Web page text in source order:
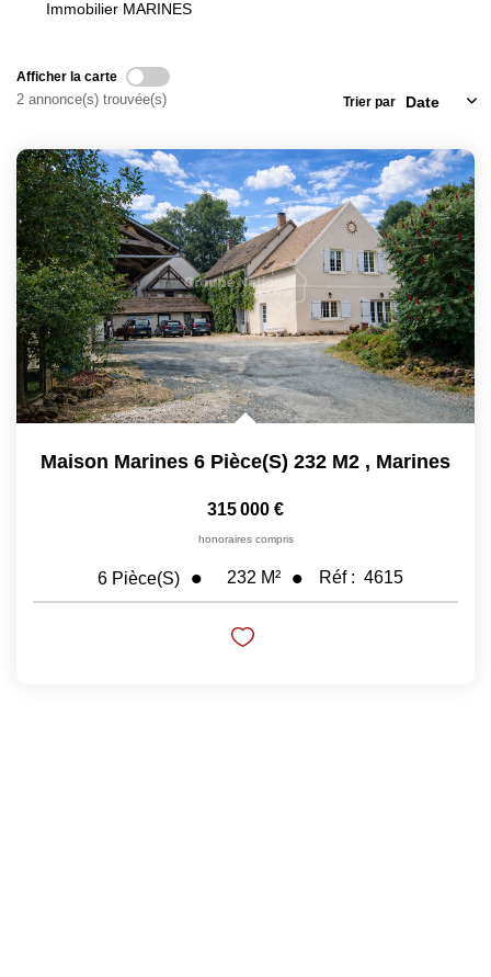
Pavillons Et Villas
Immeubles
Fonds De Commerce
Acheter
VENTES INTERACTIVES
VENDRE
NOS CLIENTS
Avis Clients
Immobilier MARINES
Afficher la carte
2 annonce(s) trouvée(s) Trier par
Maison Marines 6 Pièce(s) 232 M2 , Marines
315 000 €
honoraires compris
6 Pièce(s) 232 M² Réf : 4615